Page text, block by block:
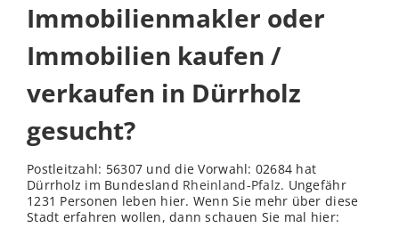
Immobilienmakler oder
Immobilien kaufen /
verkaufen in Dürrholz
gesucht?
Postleitzahl: 56307 und die Vorwahl: 02684 hat
Dürrholz im Bundesland Rheinland-Pfalz. Ungefähr
1231 Personen leben hier. Wenn Sie mehr über diese
Stadt erfahren wollen, dann schauen Sie mal hier: